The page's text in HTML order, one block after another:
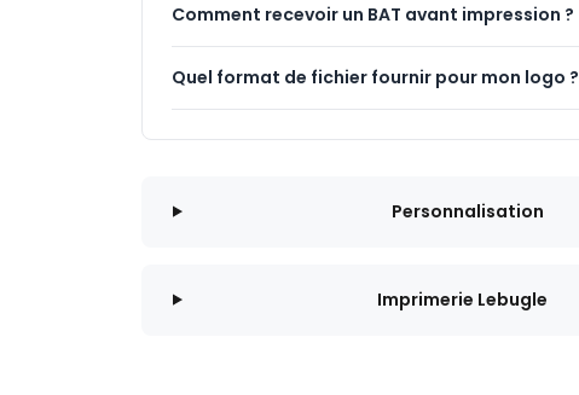
Comment recevoir un BAT avant impression ?
Quel format de fichier fournir pour mon logo ?
Personnalisation
Imprimerie Lebugle